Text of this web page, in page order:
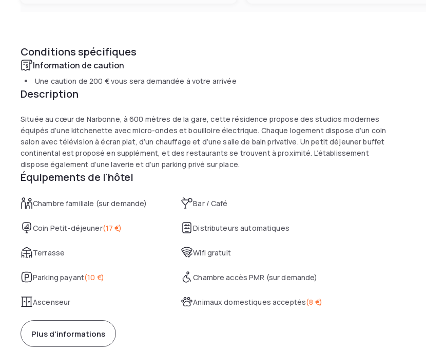
Conditions spécifiques
Information de caution
Une caution de200 €vous sera demandée à votre arrivée
Description
Située au cœur de Narbonne, à 600 mètres de la gare, cette résidence propose des studios modernes
équipés d’une kitchenette avec micro-ondes et bouilloire électrique. Chaque logement dispose d’un coin
salon avec télévision à écran plat, d’un chauffage et d’une salle de bain privative. Un petit déjeuner buffet
continental est proposé en supplément, et des restaurants se trouvent à proximité. L’établissement
dispose également d’une laverie et d’un parking privé sur place.
Équipements de l'hôtel
Chambre familiale (sur demande) Bar / Café
Coin Petit-déjeuner(17 €) Distributeurs automatiques
Terrasse Wifi gratuit
Parking payant(10 €) Chambre accès PMR (sur demande)
Ascenseur Animaux domestiques acceptés(8 €)
Plus d'informations